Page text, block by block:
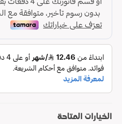
الخيارات المتاحة